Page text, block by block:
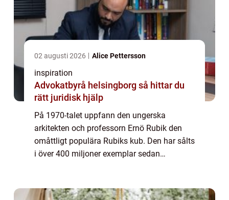
02 augusti 2026 Alice Pettersson
inspiration
Advokatbyrå helsingborg så hittar du
rätt juridisk hjälp
På 1970-talet uppfann den ungerska
arkitekten och professorn Ernö Rubik den
omåttligt populära Rubiks kub. Den har sålts
i över 400 miljoner exemplar sedan
underhållande så ...